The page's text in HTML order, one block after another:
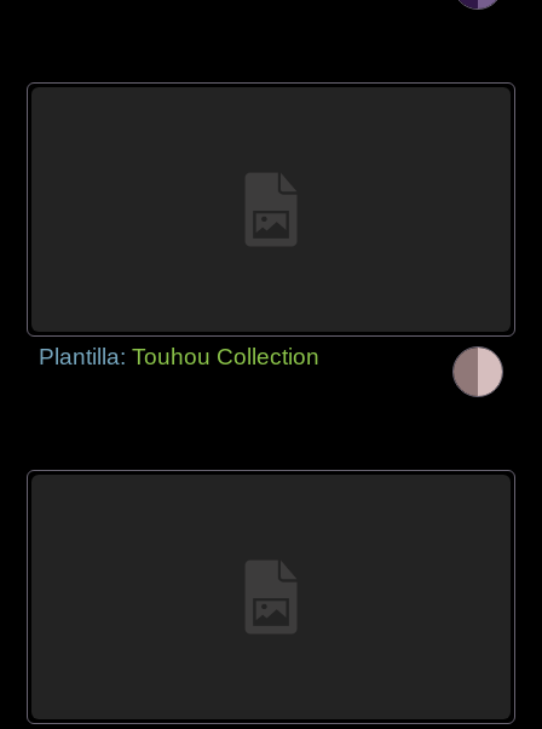
Plantilla:Touhou Collection